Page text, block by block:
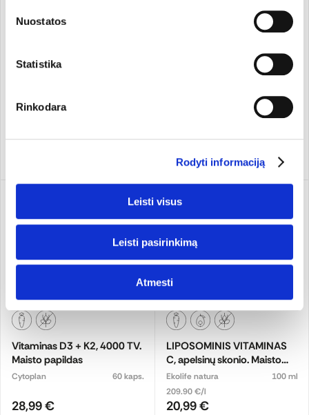
atsisakius tam tikrų slapukų dalis svetainės funkcijų gali
Nuostatos
Statistika
Rinkodara
Rodyti informaciją
Leisti visus
Leisti pasirinkimą
Atmesti
bioflavonoidais. Maisto
papildas
19,99 €
60 tabl.
Vitaminas D3 + K2, 4000 TV.
Maisto papildas
Cytoplan 60 kaps.
28,99 €
LIPOSOMINIS VITAMINAS
C, apelsinų skonio. Maisto
papildas
Ekolife natura
100 ml
209.90 €/l
20,99 €